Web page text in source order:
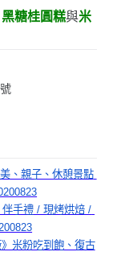
糖桂圓糕與米
號
、親子、休憩景點
手禮 / 現烤烘焙 /
米粉吃到飽、復古